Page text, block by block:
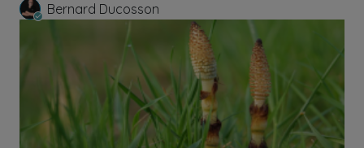
Bernard Ducosson